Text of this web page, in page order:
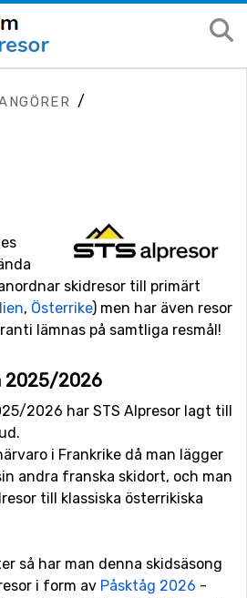
/
skidresor till primärt
, Österrike) men har även resor
lämnas på samtliga resmål!
2025/2026
2026 har STS Alpresor lagt till
i Frankrike då man lägger
andra franska skidort, och man
till klassiska österrikiska
så har man denna skidsäsong
i form av Påsktåg 2026 -